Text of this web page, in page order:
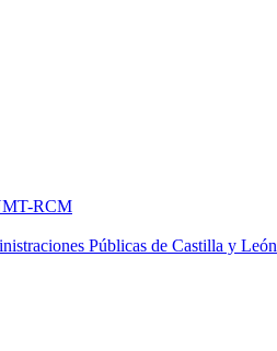
RCM
Públicas de Castilla y León